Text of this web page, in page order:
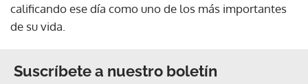
calificando ese día como uno de los más importantes
de su vida.
Suscríbete a nuestro boletín